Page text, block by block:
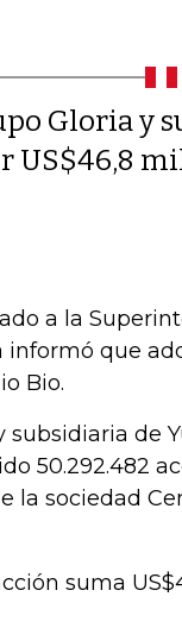
Gloria y
US$46,8
a la
informó que
Bio.
de
50.292.482
la sociedad
suma